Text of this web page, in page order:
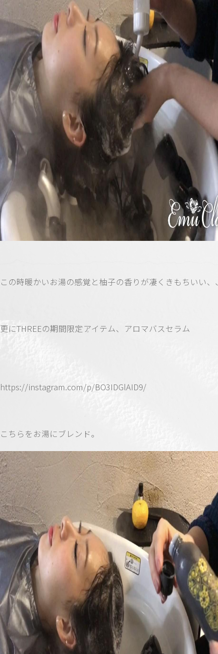
この時暖かいお湯の感覚と柚子の香りが凄くきもちいい、
更にTHREEの期間限定アイテム、アロマバスセラム
https://instagram.com/p/BO3IDGlAID9/
こちらをお湯にブレンド。